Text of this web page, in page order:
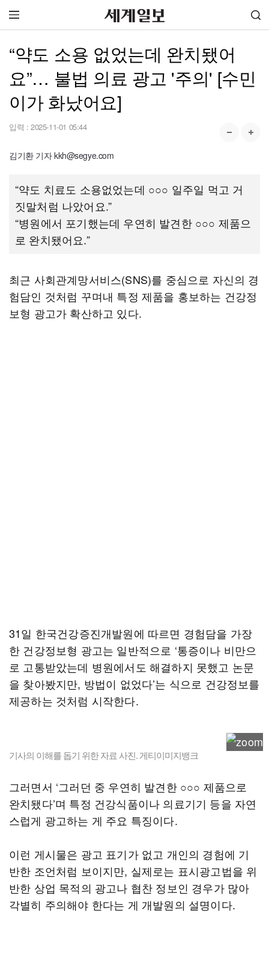
“약도 소용 없었는데 완치됐어
요”… 불법 의료 광고 '주의' [수민
이가 화났어요]
입력 : 2025-11-01 05:44
김기환 기자 kkh@segye.com
“약도 치료도 소용없었는데 ○○○ 일주일 먹고 거
짓말처럼 나았어요.”
“병원에서 포기했는데 우연히 발견한 ○○○ 제품으
로 완치됐어요.”
최근 사회관계망서비스(SNS)를 중심으로 자신의 경
험담인 것처럼 꾸며내 특정 제품을 홍보하는 건강정
보형 광고가 확산하고 있다.
31일 한국건강증진개발원에 따르면 경험담을 가장
한 건강정보형 광고는 일반적으로 ‘통증이나 비만으
로 고통받았는데 병원에서도 해결하지 못했고 논문
을 찾아봤지만, 방법이 없었다’는 식으로 건강정보를
제공하는 것처럼 시작한다.
기사의 이해를 돕기 위한 자료 사진. 게티이미지뱅크
그러면서 ‘그러던 중 우연히 발견한 ○○○ 제품으로
완치됐다’며 특정 건강식품이나 의료기기 등을 자연
스럽게 광고하는 게 주요 특징이다.
이런 게시물은 광고 표기가 없고 개인의 경험에 기
반한 조언처럼 보이지만, 실제로는 표시광고법을 위
반한 상업 목적의 광고나 협찬 정보인 경우가 많아
각별히 주의해야 한다는 게 개발원의 설명이다.